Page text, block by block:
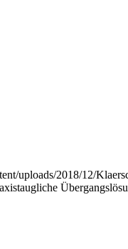
uploads/2018/12/